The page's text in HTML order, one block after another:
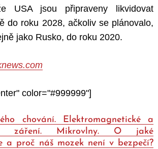
USA jsou připraveny likvidovat
do roku 2028, ačkoliv se plánovalo,
jako Rusko, do roku 2020.
color="#999999"]
chování. Elektromagnetické a
záření. Mikrovlny. O jaké
a proč náš mozek není v bezpečí?